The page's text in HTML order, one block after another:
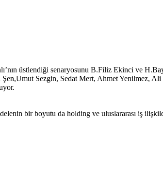
üstlendiği senaryosunu B.Filiz Ekinci ve
Sezgin, Sedat Mert, Ahmet Yenilmez,
bir boyutu da holding ve uluslararası iş